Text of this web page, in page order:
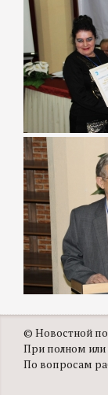
© Новостной
При полном или
По вопросам